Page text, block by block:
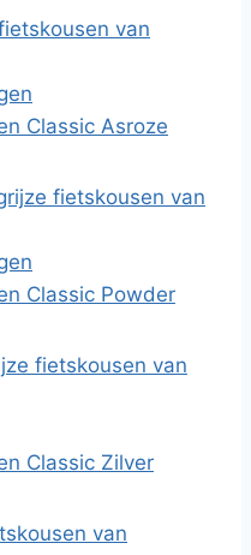
van
Classic Asroze
fietskousen van
Classic Powder
fietskousen van
Classic Zilver
van